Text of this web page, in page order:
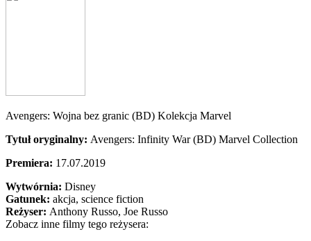
Avengers: Wojna bez granic (BD) Kolekcja Marvel
Tytuł oryginalny: Avengers: Infinity War (BD) Marvel Collection
Premiera: 17.07.2019
Wytwórnia: Disney
Gatunek: akcja, science fiction
Reżyser: Anthony Russo, Joe Russo
Zobacz inne filmy tego reżysera: